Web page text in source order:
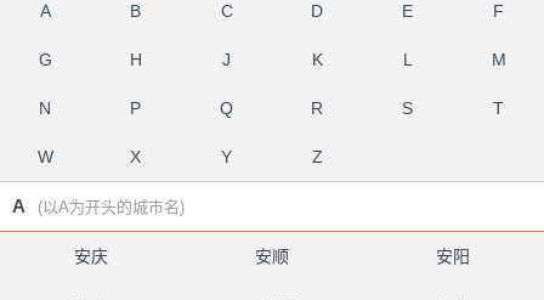
A B C D E F
G H J K L M
N P Q R S T
W X Y Z
A (以A为开头的城市名)
安庆 安顺 安阳